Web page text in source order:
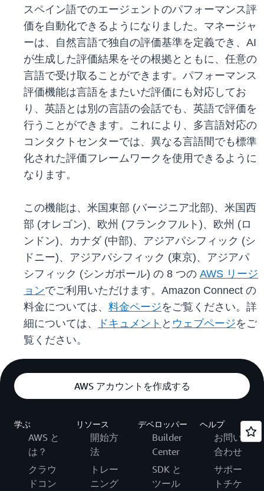
スペイン語でのエージェントのパフォーマンス評
価を自動化できるようになりました。マネージャ
ーは、自然言語で独自の評価基準を定義でき、AI
が生成した評価結果をその根拠とともに、任意の
言語で受け取ることができます。パフォーマンス
評価機能は言語をまたいだ評価にも対応してお
り、英語とは別の言語の会話でも、英語で評価を
行うことができます。これにより、多言語対応の
コンタクトセンターでは、異なる言語間でも標準
化された評価フレームワークを使用できるように
なります。
この機能は、米国東部 (バージニア北部)、米国西
部 (オレゴン)、欧州 (フランクフルト)、欧州 (ロ
ンドン)、カナダ (中部)、アジアパシフィック (シ
ドニー)、アジアパシフィック (東京)、アジアパ
シフィック (シンガポール) の 8 つの AWS リージ
ョンでご利用いただけます。Amazon Connect の
料金については、 料金ページをご覧ください。詳
細については、
ドキュメント と ウェブページをご
覧ください。
AWS アカウントを作成する
学ぶ
AWS と
は？
クラウ
ドコン
リソース
開始方
法
トレー
ニング
デベロッパー
Builder
Center
SDK と
ツール
ヘルプ
お問い
合わせ
サポー
トチケ